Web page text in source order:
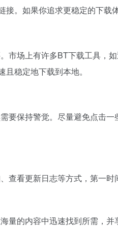
。如果你追求更稳定的下载
市场上有许多BT下载工具，
稳定地下载到本地。
要保持警觉。尽量避免点击
查看更新日志等方式，第一
量的内容中迅速找到所需，